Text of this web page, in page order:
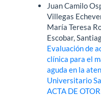
Juan Camilo
Villegas
María Teresa
Escobar,
Evaluación de
clínica para el
aguda en la
Universitario
ACTA DE